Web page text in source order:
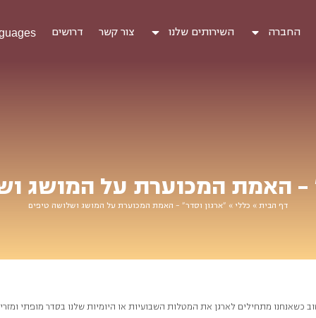
החברה השירותים שלנו צור קשר דרושים
– האמת המכוערת על המושג
דף הבית » כללי » "ארגון וסדר" – האמת המכוערת על המושג ושלושה טיפים
כשאנחנו מתחילים לארגן את המטלות השבועיות או היומיות שלנו בסדר מופתי